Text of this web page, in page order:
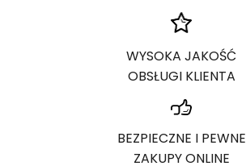
WYSOKA JAKOŚĆ
OBSŁUGI KLIENTA
BEZPIECZNE I PEWNE
ZAKUPY ONLINE